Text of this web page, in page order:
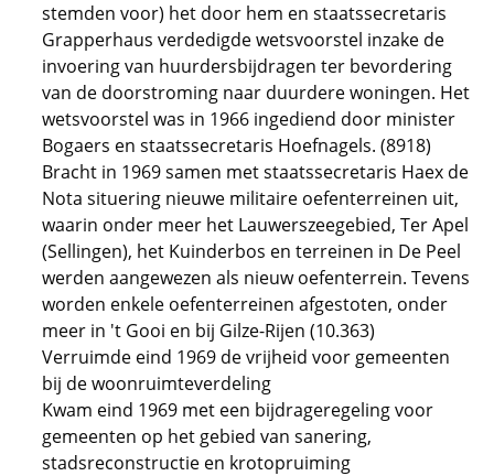
stemden voor) het door hem en staatssecretaris
Grapperhaus verdedigde wetsvoorstel inzake de
invoering van huurdersbijdragen ter bevordering
van de doorstroming naar duurdere woningen. Het
wetsvoorstel was in 1966 ingediend door minister
Bogaers en staatssecretaris Hoefnagels. (8918)
Bracht in 1969 samen met staatssecretaris Haex de
Nota situering nieuwe militaire oefenterreinen uit,
waarin onder meer het Lauwerszeegebied, Ter Apel
(Sellingen), het Kuinderbos en terreinen in De Peel
werden aangewezen als nieuw oefenterrein. Tevens
worden enkele oefenterreinen afgestoten, onder
meer in 't Gooi en bij Gilze-Rijen (10.363)
Verruimde eind 1969 de vrijheid voor gemeenten
bij de woonruimteverdeling
Kwam eind 1969 met een bijdrageregeling voor
gemeenten op het gebied van sanering,
stadsreconstructie en krotopruiming